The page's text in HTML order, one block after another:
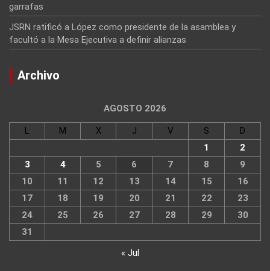
garrafas
JSRN ratificó a López como presidente de la asamblea y
facultó a la Mesa Ejecutiva a definir alianzas
Archivo
AGOSTO 2026
L M X J V S
D
1
2
3
4 5 6 7 8
9
10
11 12 13 14 15
16
17
18 19 20 21 22
23
24
25 26 27 28 29
30
31
« Jul